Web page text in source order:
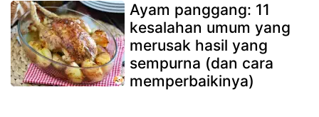
Ayam panggang: 11
kesalahan umum yang
merusak hasil yang
sempurna (dan cara
memperbaikinya)